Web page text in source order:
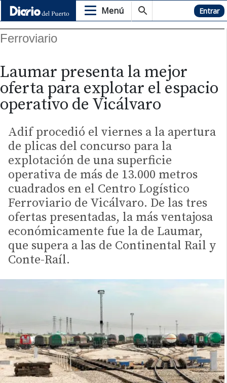
Menú Hemeroteca Entrar
Ferroviario
Laumar presenta la mejor
oferta para explotar el espacio
operativo de Vicálvaro
Adif procedió el viernes a la apertura
de plicas del concurso para la
explotación de una superficie
operativa de más de 13.000 metros
cuadrados en el Centro Logístico
Ferroviario de Vicálvaro. De las tres
ofertas presentadas, la más ventajosa
económicamente fue la de Laumar,
que supera a las de Continental Rail y
Conte-Raíl.